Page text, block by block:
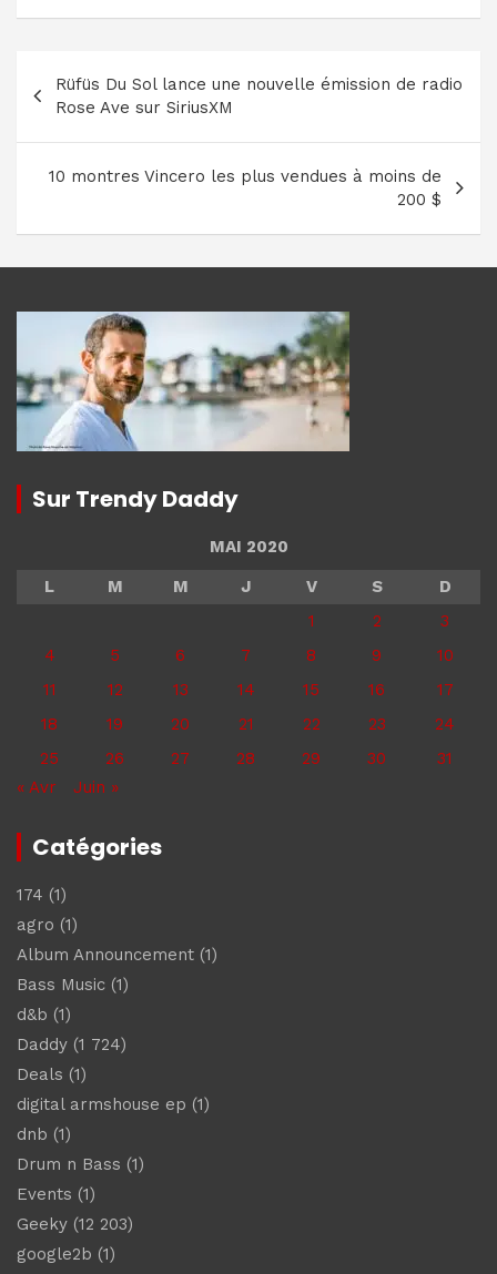
Navigation
de
l’article
Rüfüs Du Sol lance une nouvelle émission de radio
Rose Ave sur SiriusXM
10 montres Vincero les plus vendues à moins de
200 $
Sur Trendy Daddy
MAI 2020
L
M M J V S
D
1
2
3
4
5 6 7 8 9
10
11
12 13 14 15 16
17
18
19 20 21 22 23
24
25
26 27 28 29 30
31
« Avr
Juin »
Catégories
174 (1)
agro (1)
Album Announcement (1)
Bass Music (1)
d&b (1)
Daddy (1 724)
Deals (1)
digital armshouse ep (1)
dnb (1)
Drum n Bass (1)
Events (1)
Geeky (12 203)
google2b (1)